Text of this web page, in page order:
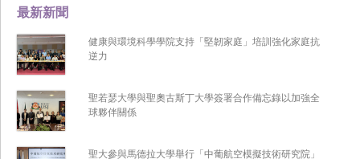
最新新聞
健康與環境科學學院支持「堅韌家庭」培訓強化家庭抗
逆力
聖若瑟大學與聖奧古斯丁大學簽署合作備忘錄以加強全
球夥伴關係
聖大參與馬德拉大學舉行「中葡航空模擬技術研究院」